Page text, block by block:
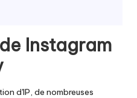
Instagram
d'IP, de nombreuses